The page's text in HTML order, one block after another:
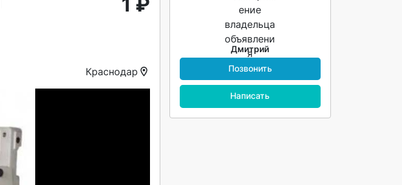
Краснодар
Дмитрий
Позвонить
Написать